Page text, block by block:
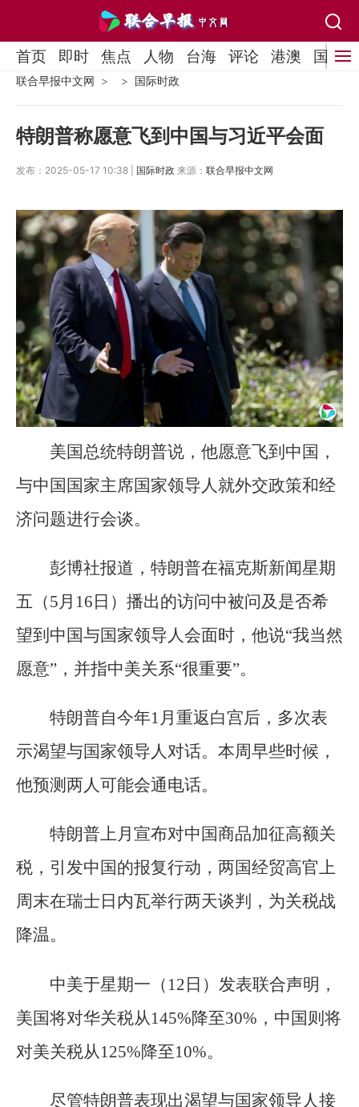
首页 即时 焦点 人物 台海 评论 港澳 国际
联合早报中文网 国际时政
特朗普称愿意飞到中国与习近平会面
发布：2025-05-17 10:38 | 国际时政 来源： 联合早报中文网
美国总统特朗普说，他愿意飞到中国，
与中国国家主席国家领导人就外交政策和经
济问题进行会谈。
彭博社报道，特朗普在福克斯新闻星期
五（5月16日）播出的访问中被问及是否希
望到中国与国家领导人会面时，他说“我当然
愿意”，并指中美关系“很重要”。
特朗普自今年1月重返白宫后，多次表
示渴望与国家领导人对话。本周早些时候，
他预测两人可能会通电话。
特朗普上月宣布对中国商品加征高额关
税，引发中国的报复行动，两国经贸高官上
周末在瑞士日内瓦举行两天谈判，为关税战
降温。
中美于星期一（12日）发表联合声明，
美国将对华关税从145%降至30%，中国则将
对美关税从125%降至10%。
尽管特朗普表现出渴望与国家领导人接